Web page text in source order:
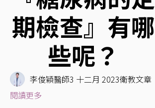
期檢查』有哪
些呢？
李俊穎醫師3 十二月 2023衛教文章
閱讀更多